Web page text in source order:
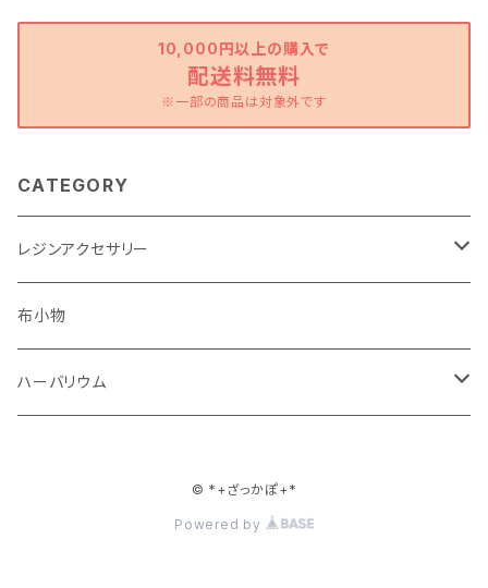
10,000円以上の購入で
配送料無料
※一部の商品は対象外です
CATEGORY
レジンアクセサリー
ピアス・イヤリング
ストラップ
布小物
ハーバリウム
© *+ざっかぽ+*
Powered by